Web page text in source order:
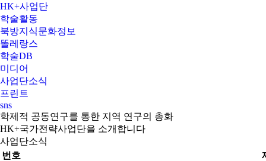
기타서적
지역인문학총서
학술총서
총서
Participant’s Footprints
미디어
Annual Report
HK+사업단
학술활동
북방지식문화정보
똘레랑스
학술DB
미디어
사업단소식
프린트
sns
학제적 공동연구를 통한 지역 연구의 총화
HK+국가전략사업단을 소개합니다
사업단소식
번호